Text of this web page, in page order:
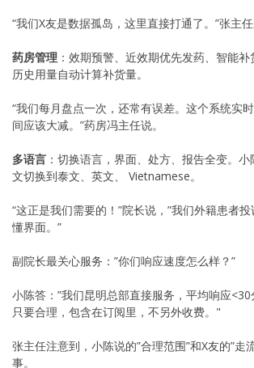
“我们X友是数据孤岛，这里直接打通了。”张主任
药房管理 ：效期预警、近效期优先发药、智能
历史用量自动计算补货量。
“我们每月盘点一次，还常有误差。这个系统实
间应该大减。”药房冯主任说。
多语言 ：切换语言，界面、处方、报告全变。
文切换到泰文、英文、 Vietnamese。
“这正是我们需要的！”院长说，”我们外籍患者
懂界面。”
副院长最关心服务：”你们响应速度怎么样？”
小陈答：”我们昆明总部直接服务，平均响应<30
只要合理，包含在订阅里，不另外收费。"
张主任注意到，小陈说的”合理范围”和X友的”走
事。